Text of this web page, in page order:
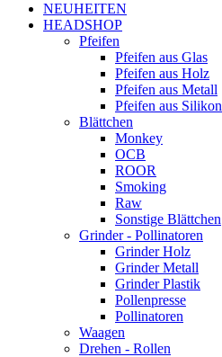
NEUHEITEN
HEADSHOP
Pfeifen
Pfeifen aus Glas
Pfeifen aus Holz
Pfeifen aus Metall
Pfeifen aus Silikon
Blättchen
Monkey
OCB
ROOR
Smoking
Raw
Sonstige Blättchen
Grinder - Pollinatoren
Grinder Holz
Grinder Metall
Grinder Plastik
Pollenpresse
Pollinatoren
Waagen
Drehen - Rollen